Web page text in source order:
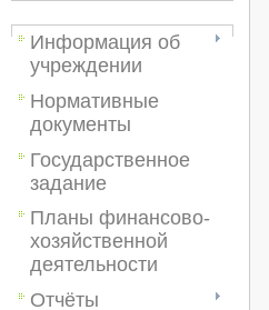
Информация об
учреждении
Нормативные
документы
Государственное
задание
Планы финансово-
хозяйственной
деятельности
Отчёты